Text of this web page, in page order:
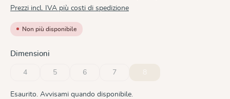
Prezzi incl. IVA più costi di spedizione
Non più disponibile
Seleziona
Dimensioni
4 5 6 7 8
Esaurito. Avvisami quando disponibile.